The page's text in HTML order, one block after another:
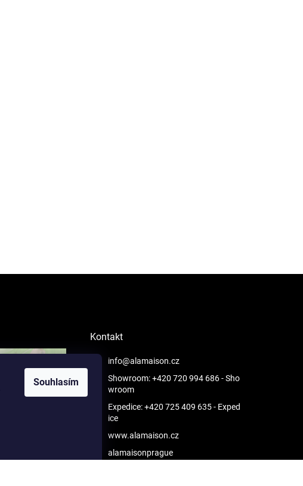
Souhlasím
Kontakt
info@alamaison.cz
Showroom: +420 720 994 686- Sho
wroom
Expedice: +420 725 409 635- Exped
ice
www.alamaison.cz
alamaisonprague